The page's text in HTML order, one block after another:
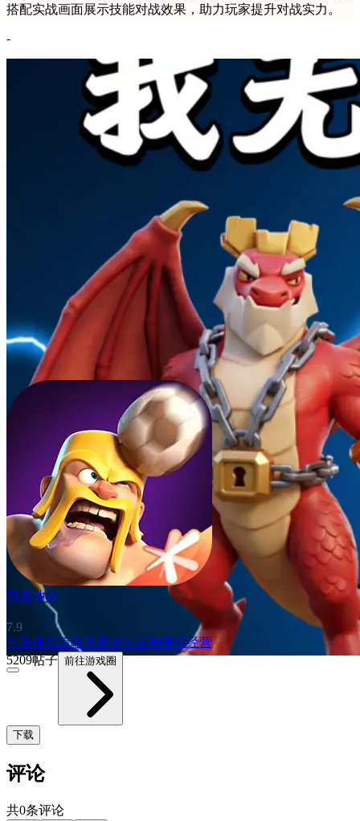
搭配实战画面展示技能对战效果，助力玩家提升对战实力。
-
部落冲突
7.9
冒险模拟策略卡通休闲益智模拟经营
5209帖子 前往游戏圈
下载
评论
共0条评论